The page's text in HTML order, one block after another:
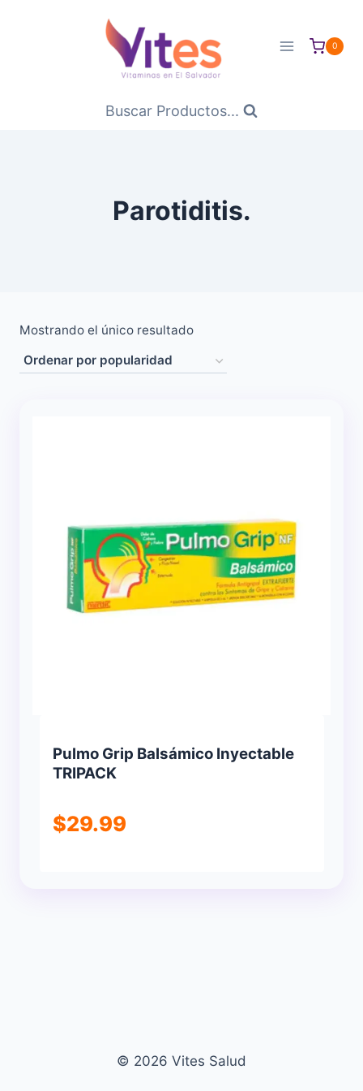
0
Buscar Productos...
Parotiditis.
Mostrando el único resultado
Pulmo Grip Balsámico Inyectable
TRIPACK
$29.99
© 2026 Vites Salud